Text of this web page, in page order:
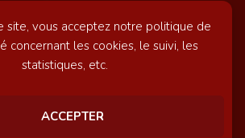
site, vous acceptez notre politique de
concernant les cookies, le suivi, les
statistiques, etc.
ACCEPTER
Recrutement
Mentions légales